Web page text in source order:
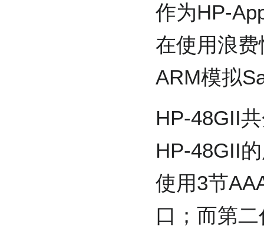
作为HP-
在使用浪
ARM模拟
HP-48GII
HP-48GII
使用3节
口；而第